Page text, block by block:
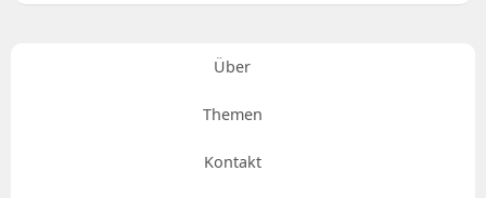
Über
Themen
Kontakt